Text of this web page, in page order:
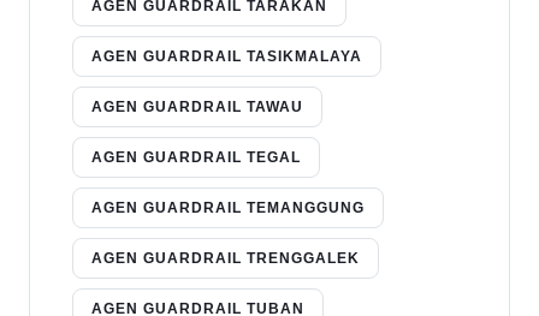
AGEN GUARDRAIL TARAKAN
AGEN GUARDRAIL TASIKMALAYA
AGEN GUARDRAIL TAWAU
AGEN GUARDRAIL TEGAL
AGEN GUARDRAIL TEMANGGUNG
AGEN GUARDRAIL TRENGGALEK
AGEN GUARDRAIL TUBAN